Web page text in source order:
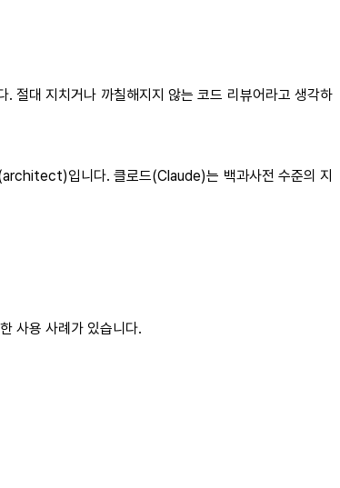
절대 지치거나 까칠해지지 않는 코드 리뷰어라고 생각하
입니다. 클로드(Claude)는 백과사전 수준의 지
사용 사례가 있습니다.